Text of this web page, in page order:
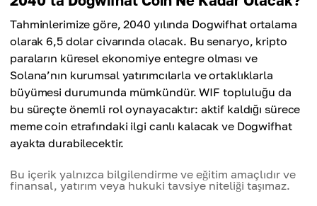
Tahminlerimize göre, 2040 yılında Dogwifhat ortalama
olarak 6,5 dolar civarında olacak. Bu senaryo, kripto
paraların küresel ekonomiye entegre olması ve
Solana’nın kurumsal yatırımcılarla ve ortaklıklarla
büyümesi durumunda mümkündür. WIF topluluğu da
bu süreçte önemli rol oynayacaktır: aktif kaldığı sürece
meme coin etrafındaki ilgi canlı kalacak ve Dogwifhat
ayakta durabilecektir.
Bu içerik yalnızca bilgilendirme ve eğitim amaçlıdır ve
finansal, yatırım veya hukuki tavsiye niteliği taşımaz.